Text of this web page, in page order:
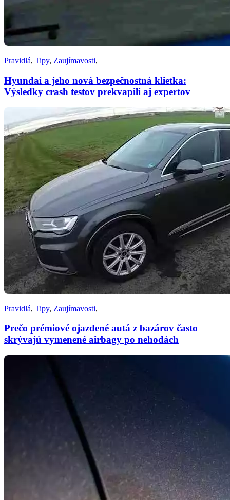
Pravidlá, Tipy, Zaujímavosti,
Hyundai a jeho nová bezpečnostná klietka:
Výsledky crash testov prekvapili aj expertov
Pravidlá, Tipy, Zaujímavosti,
Prečo prémiové ojazdené autá z bazárov často
skrývajú vymenené airbagy po nehodách